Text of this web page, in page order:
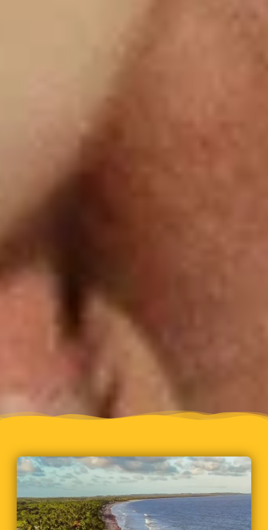
VENDAS ABERTAS
ACOMODAÇÕES PARA ATÉ
4 PESSOAS
QUERO MORAR NO
FESTIVAL